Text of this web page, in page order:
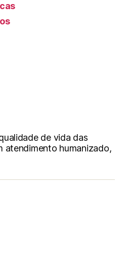
de vida das
atendimento humanizado,